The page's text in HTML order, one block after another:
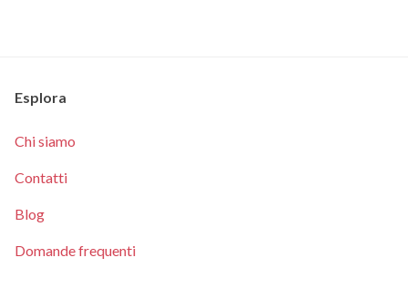
Esplora
Chi siamo
Contatti
Blog
Domande frequenti